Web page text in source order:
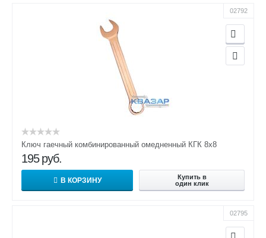
02792
Ключ гаечный комбинированный омедненный КГК 8х8
195 руб.
В КОРЗИНУ
Купить в
один клик
02795